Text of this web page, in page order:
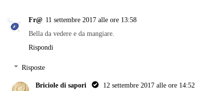
Fr@ 11 settembre 2017 alle ore 13:58
Bella da vedere e da mangiare.
Rispondi
Risposte
Briciole di sapori
12 settembre 2017 alle ore 14:52